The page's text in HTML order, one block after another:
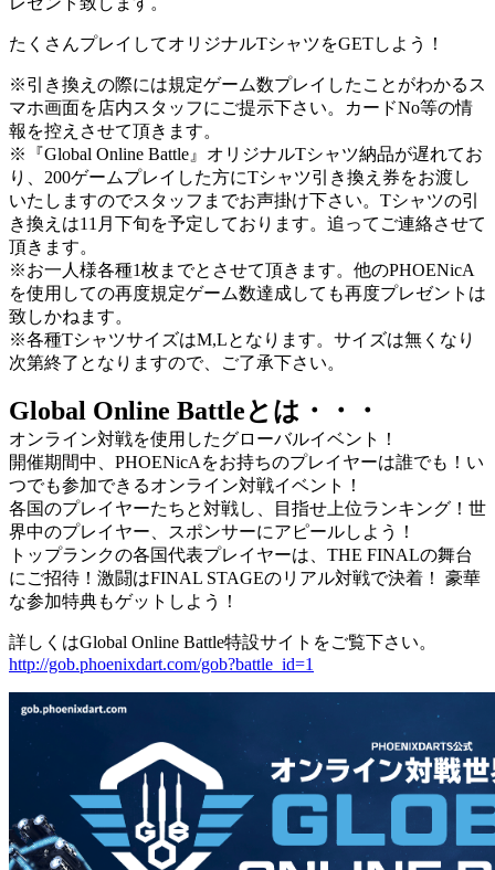
たくさんプレイしてオリジナルTシャツをGETしよう！
※引き換えの際には規定ゲーム数プレイしたことがわかるス
マホ画面を店内スタッフにご提示下さい。カードNo等の情
報を控えさせて頂きます。
※『Global Online Battle』オリジナルTシャツ納品が遅れてお
り、200ゲームプレイした方にTシャツ引き換え券をお渡し
いたしますのでスタッフまでお声掛け下さい。Tシャツの引
き換えは11月下旬を予定しております。追ってご連絡させて
頂きます。
※お一人様各種1枚までとさせて頂きます。他のPHOENicA
を使用しての再度規定ゲーム数達成しても再度プレゼントは
致しかねます。
※各種TシャツサイズはM,Lとなります。サイズは無くなり
次第終了となりますので、ご了承下さい。
Global Online Battleとは・・・
オンライン対戦を使用したグローバルイベント！
開催期間中、PHOENicAをお持ちのプレイヤーは誰でも！い
つでも参加できるオンライン対戦イベント！
各国のプレイヤーたちと対戦し、目指せ上位ランキング！世
界中のプレイヤー、スポンサーにアピールしよう！
トップランクの各国代表プレイヤーは、THE FINALの舞台
にご招待！激闘はFINAL STAGEのリアル対戦で決着！ 豪華
な参加特典もゲットしよう！
詳しくはGlobal Online Battle特設サイトをご覧下さい。
http://gob.phoenixdart.com/gob?battle_id=1